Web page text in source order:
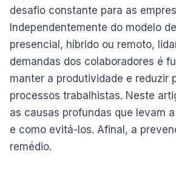
desafio constante para as
Independentemente do modelo
presencial, híbrido ou remoto,
demandas dos colaboradores é
manter a produtividade e reduzir
processos trabalhistas. Neste
as causas profundas que levam
e como evitá-los. Afinal, a
remédio.